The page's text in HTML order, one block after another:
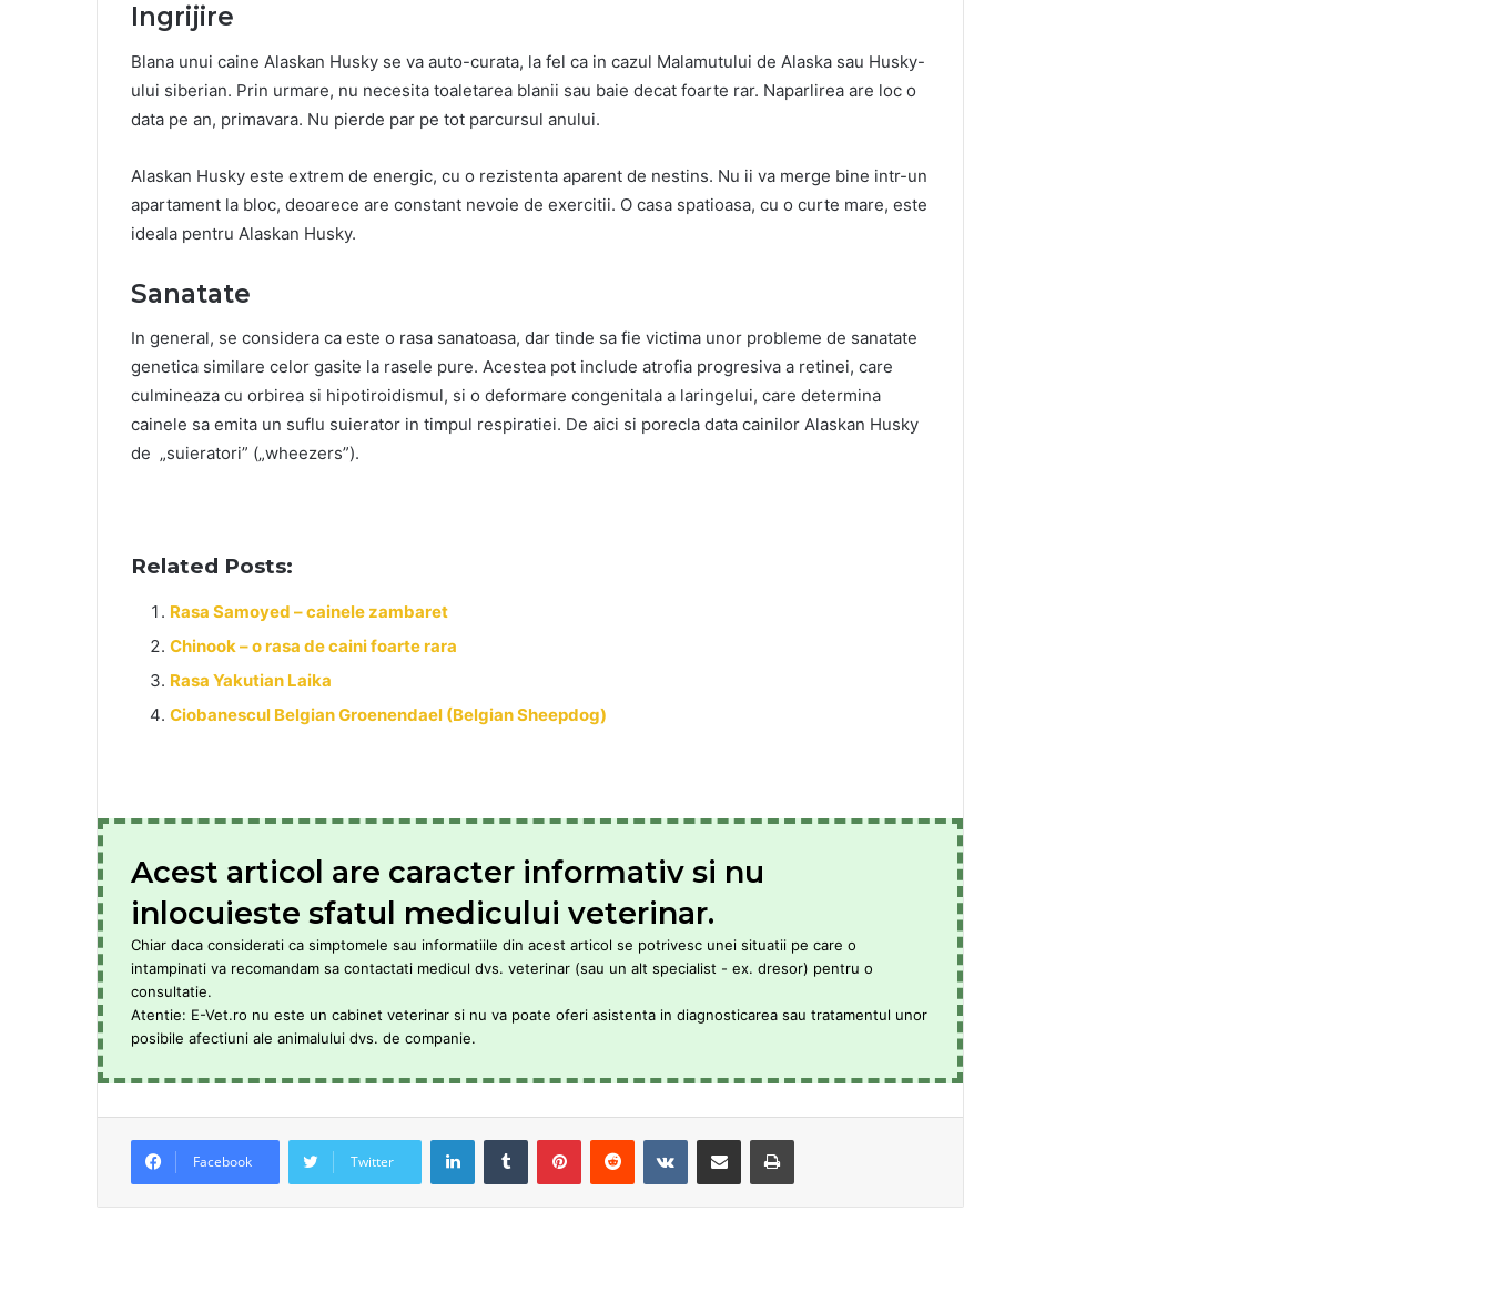
Ingrijire
Blana unui caine Alaskan Husky se va auto-curata, la fel ca in cazul Malamutului de Alaska sau Husky-
ului siberian. Prin urmare, nu necesita toaletarea blanii sau baie decat foarte rar. Naparlirea are loc o
data pe an, primavara. Nu pierde par pe tot parcursul anului.
Alaskan Husky este extrem de energic, cu o rezistenta aparent de nestins. Nu ii va merge bine intr-un
apartament la bloc, deoarece are constant nevoie de exercitii. O casa spatioasa, cu o curte mare, este
ideala pentru Alaskan Husky.
Sanatate
In general, se considera ca este o rasa sanatoasa, dar tinde sa fie victima unor probleme de sanatate
genetica similare celor gasite la rasele pure. Acestea pot include atrofia progresiva a retinei, care
culmineaza cu orbirea si hipotiroidismul, si o deformare congenitala a laringelui, care determina
cainele sa emita un suflu suierator in timpul respiratiei. De aici si porecla data cainilor Alaskan Husky
de „suieratori” („wheezers”).
Related Posts:
Rasa Samoyed – cainele zambaret
Chinook – o rasa de caini foarte rara
Rasa Yakutian Laika
Ciobanescul Belgian Groenendael (Belgian Sheepdog)
Acest articol are caracter informativ si nu
inlocuieste sfatul medicului veterinar.
Chiar daca considerati ca simptomele sau informatiile din acest articol se potrivesc unei situatii pe care o
intampinati va recomandam sa contactati medicul dvs. veterinar (sau un alt specialist - ex. dresor) pentru o
consultatie.
Atentie: E-Vet.ro nu este un cabinet veterinar si nu va poate oferi asistenta in diagnosticarea sau tratamentul unor
posibile afectiuni ale animalului dvs. de companie.
Facebook Twitter